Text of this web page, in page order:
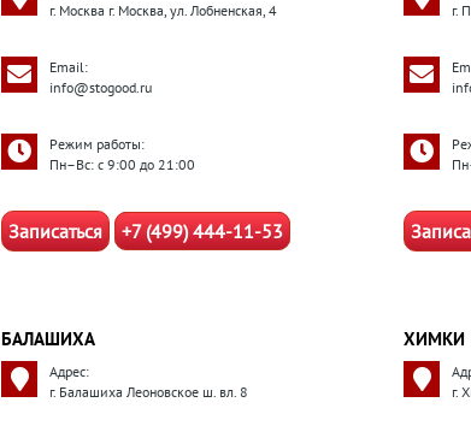
г. Москва г. Москва, ул. Лобненская, 4
Email:
info@stogood.ru
Режим работы:
Пн–Вс: с 9:00 до 21:00
Записаться +7 (499) 444-11-53
г.
БАЛАШИХА
Адрес:
г. Балашиха Леоновское ш. вл. 8
ХИМКИ
г.